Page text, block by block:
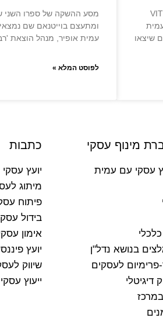
במהלך נסיעה לחברת הטלוויזיה הווייטנאמית VIT
שיצאו
מסע ההשקה של ספרו השני
ומתעצם בוייטנאם שם
עמית אופיר, מנהל הוצאת
לפוסט המלא »
מינוף עסקי
עסקי עם עמית
בנושא נדל"ן
לעסקים
דיגיטלי
במרכז
כתבות
יועץ עסקי
מיתוג
פיתוח
בידול
אימון
יועץ
שיווק
ייעוץ